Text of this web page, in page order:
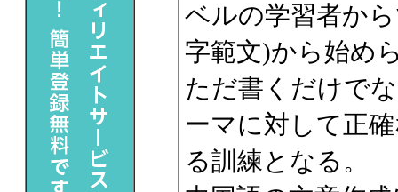
ベルの学習者か
字範文)から始め
ただ書くだけで
ーマに対して正
る訓練となる。